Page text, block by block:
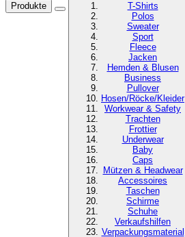
Produkte
T-Shirts
Polos
Sweater
Sport
Fleece
Jacken
Hemden & Blusen
Business
Pullover
Hosen/Röcke/Kleider
Workwear & Safety
Trachten
Frottier
Underwear
Baby
Caps
Mützen & Headwear
Accessoires
Taschen
Schirme
Schuhe
Verkaufshilfen
Verpackungsmaterial